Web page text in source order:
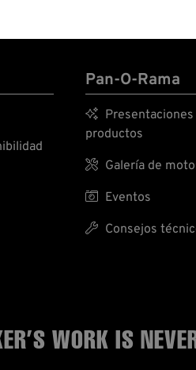
Pan-O-Rama

productos
 Galería de
 Eventos
 Consejos
WORK IS